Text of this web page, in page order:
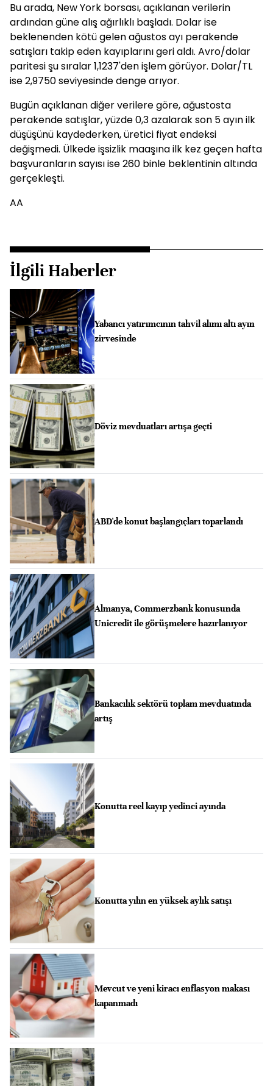
Bu arada, New York borsası, açıklanan verilerin
ardından güne alış ağırlıklı başladı. Dolar ise
beklenenden kötü gelen ağustos ayı perakende
satışları takip eden kayıplarını geri aldı. Avro/dolar
paritesi şu sıralar 1,1237'den işlem görüyor. Dolar/TL
ise 2,9750 seviyesinde denge arıyor.
Bugün açıklanan diğer verilere göre, ağustosta
perakende satışlar, yüzde 0,3 azalarak son 5 ayın ilk
düşüşünü kaydederken, üretici fiyat endeksi
değişmedi. Ülkede işsizlik maaşına ilk kez geçen hafta
başvuranların sayısı ise 260 binle beklentinin altında
gerçekleşti.
AA
İlgili Haberler
Yabancı yatırımcının tahvil alımı altı ayın
zirvesinde
Döviz mevduatları artışa geçti
ABD'de konut başlangıçları toparlandı
Almanya, Commerzbank konusunda
Unicredit ile görüşmelere hazırlanıyor
Bankacılık sektörü toplam mevduatında
artış
Konutta reel kayıp yedinci ayında
Konutta yılın en yüksek aylık satışı
Mevcut ve yeni kiracı enflasyon makası
kapanmadı